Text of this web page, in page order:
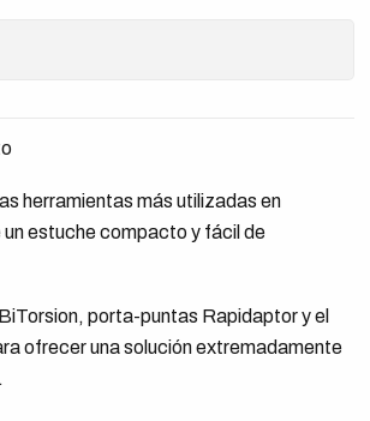
herramientas más utilizadas en
estuche compacto y fácil de
porta-puntas Rapidaptor y el
ofrecer una solución extremadamente